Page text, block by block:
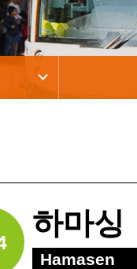
하마싱
Hamasen